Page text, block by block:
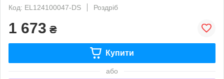
Код: EL124100047-DS
Роздріб
1 673 ₴
Купити
або